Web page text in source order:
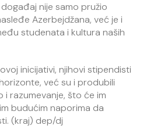
nije samo pružio
Azerbejdžana, već je i
studenata i kultura naših
inicijativi, njihovi stipendisti
već su i produbili
razumevanje, što će im
budućim naporima da
(kraj) dep/dj